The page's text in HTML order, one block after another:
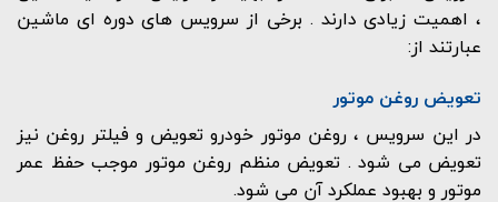
، اهمیت زیادی دارند . برخی از سرویس های دوره ای ماشین
عبارتند از:
تعویض روغن موتور
در این سرویس ، روغن موتور خودرو تعویض و فیلتر روغن نیز
تعویض می شود . تعویض منظم روغن موتور موجب حفظ عمر
موتور و بهبود عملکرد آن می شود.